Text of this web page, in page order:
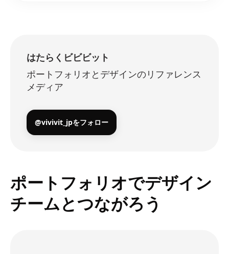
はたらくビビビット
ポートフォリオとデザインのリファレンス
メディア
@vivivit_jpをフォロー
ポートフォリオでデザイン
チームとつながろう